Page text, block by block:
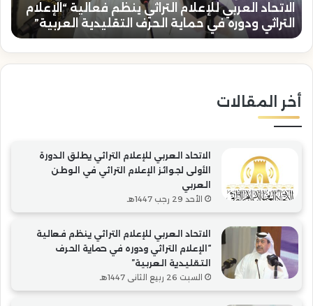
ودوره
في
حماية
الحرف
التقليدية
الاتحاد العربي للإعلام التراثي ينظم فعالية “الإعلام
التراثي ودوره في حماية الحرف التقليدية العربية”
أخر المقالات
الاتحاد العربي للإعلام التراثي يطلق الدورة
الأولى لجوائز الإعلام التراثي في الوطن
العربي
الأحد 29 رجب 1447هـ
الاتحاد العربي للإعلام التراثي ينظم فعالية
“الإعلام التراثي ودوره في حماية الحرف
التقليدية العربية”
السبت 26 ربيع الثاني 1447هـ